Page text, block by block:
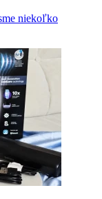
niekoľko